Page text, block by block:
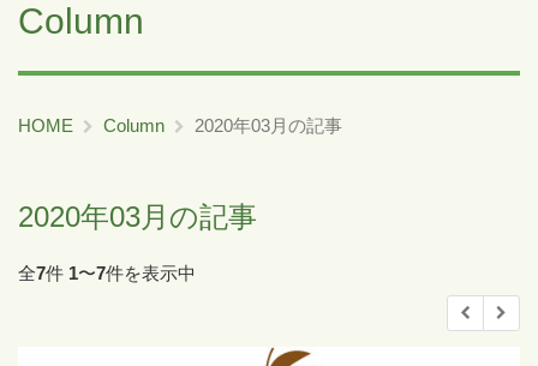
Column
HOME Column 2020年03月の記事
2020年03月の記事
全7件 1〜7件を表示中